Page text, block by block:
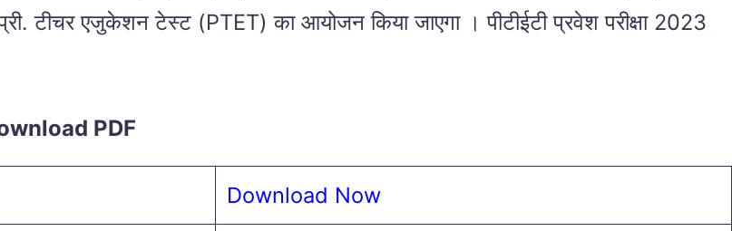
टीचर एजुकेशन टेस्ट (PTET) का आयोजन किया जाएगा । पीटीईटी प्रवेश परीक्षा 2023
PDF
Download Now